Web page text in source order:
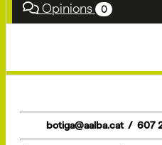
Opinions 0
botiga@aalba.cat / 607